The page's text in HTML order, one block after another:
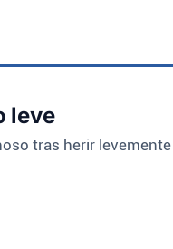
leve
tras herir